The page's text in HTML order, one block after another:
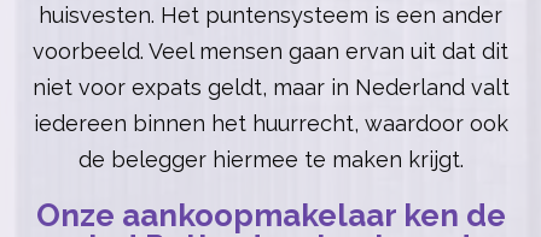
huisvesten. Het puntensysteem is een ander
voorbeeld. Veel mensen gaan ervan uit dat dit
niet voor expats geldt, maar in Nederland valt
iedereen binnen het huurrecht, waardoor ook
de belegger hiermee te maken krijgt.
Onze aankoopmakelaar ken de